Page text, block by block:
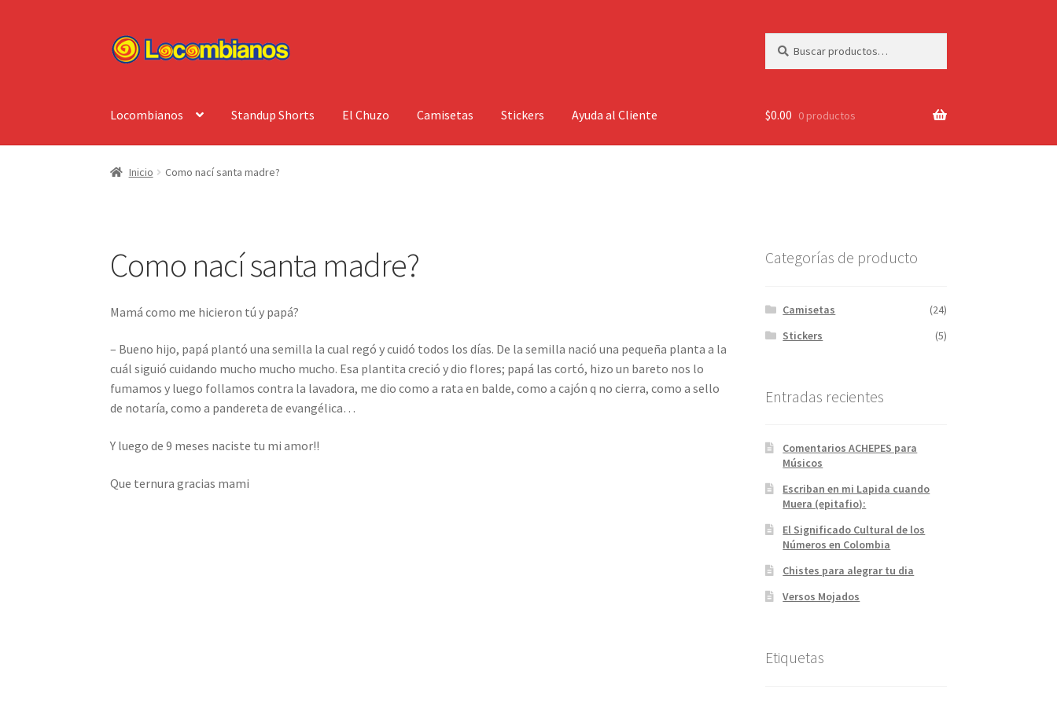
Ir
a
Ir
al
por:
Locombianos Standup Shorts El Chuzo Camisetas Stickers Ayuda al Cliente $0.00 0 productos
Inicio Como nací santa madre?
Como nací santa madre?
Mamá como me hicieron tú y papá?
– Bueno hijo, papá plantó una semilla la cual regó y cuidó todos los días. De la semilla nació una pequeña planta a la
cuál siguió cuidando mucho mucho mucho. Esa plantita creció y dio flores; papá las cortó, hizo un bareto nos lo
fumamos y luego follamos contra la lavadora, me dio como a rata en balde, como a cajón q no cierra, como a sello
de notaría, como a pandereta de evangélica…
Y luego de 9 meses naciste tu mi amor!!
Que ternura gracias mami
Categorías de producto
Camisetas
(24)
Stickers
(5)
Entradas recientes
Comentarios ACHEPES para
Músicos
Escriban en mi Lapida cuando
Muera (epitafio):
El Significado Cultural de los
Números en Colombia
Chistes para alegrar tu dia
Versos Mojados
Etiquetas